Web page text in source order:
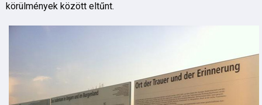
körülmények között eltűnt.